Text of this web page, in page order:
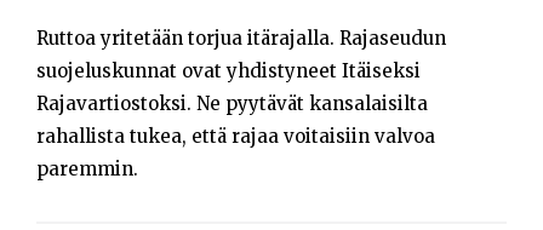
Kronologia
Henkilöt
Ruttoa yritetään torjua itärajalla. Rajaseudun
suojeluskunnat ovat yhdistyneet Itäiseksi
Rajavartiostoksi. Ne pyytävät kansalaisilta
rahallista tukea, että rajaa voitaisiin valvoa
paremmin.